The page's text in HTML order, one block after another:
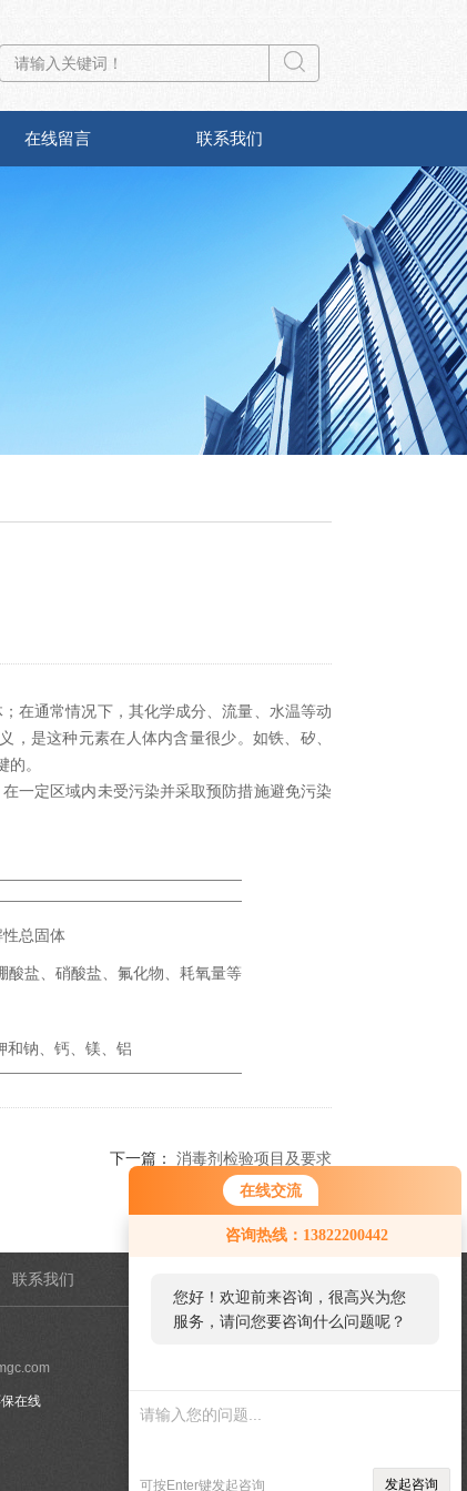
在线交流
咨询热线：13822200442
您好！欢迎前来咨询，很高兴为您
服务，请问您要咨询什么问题呢？
可按Enter键发起咨询 发起咨询
在线留言 联系我们
在通常情况下，其化学成分、流量、水温等动
是这种元素在人体内含量很少。如铁、矽、
。
一定区域内未受污染并采取预防措施避免污染
总固体
酸盐、硝酸盐、氟化物、耗氧量等
和钠、钙、镁、铝
下一篇： 消毒剂检验项目及要求
联系我们
在线